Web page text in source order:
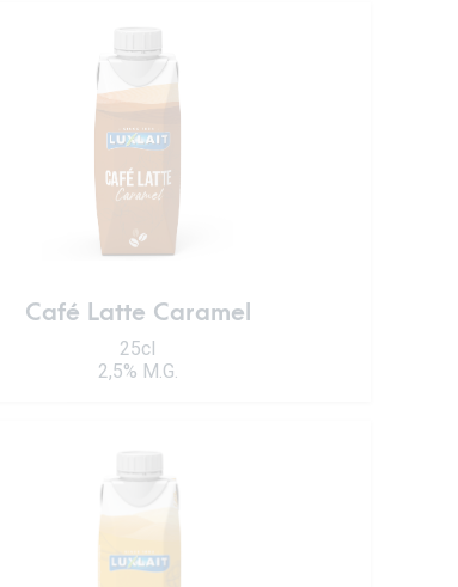
Café Latte Caramel
25cl
2,5% M.G.